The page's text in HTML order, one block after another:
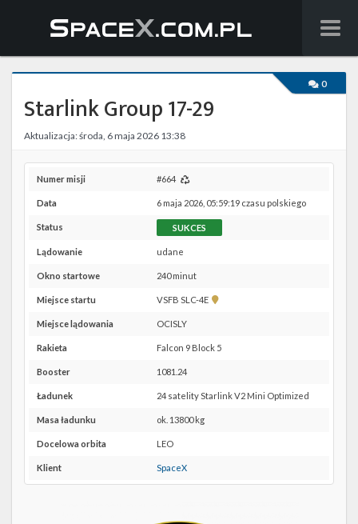
Wiadomości
Baza wiedzy
Starlink
Starship
Na żywo
Facebook
Kalendarze
0
Starlink Group 17-29
Aktualizacja: środa, 6 maja 2026 13:38
Numer misji #664
Data 6 maja 2026, 05:59:19 czasu polskiego
Status SUKCES
Lądowanie udane
Okno startowe 240 minut
Miejsce startu VSFB SLC-4E
Pokaż
SLC-
Maps
Miejsce lądowania OCISLY
Rakieta Falcon 9 Block 5
Booster 1081.24
Ładunek 24 satelity Starlink V2 Mini Optimized
Masa ładunku ok. 13800 kg
Docelowa orbita LEO
Klient SpaceX